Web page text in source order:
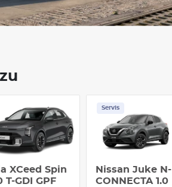
a 2x Top Tether vzadu
pásu, optická a akustická, el. kontakt
a zamykání
XCeed Spin
T-GDI GPF
Servis
Nissan Juke N-
CONNECTA 1.0